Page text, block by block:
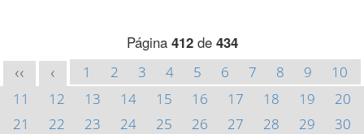
Página 412de 434
<< < 1 2 3 4 5 6 7 8 9
10
11
12 13 14 15 16 17 18 19
20
21
22 23 24 25 26 27 28 29
30